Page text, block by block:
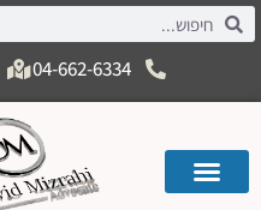
04-662-6334